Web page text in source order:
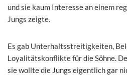
und sie kaum Interesse an einem
Jungs zeigte.
Es gab Unterhaltsstreitigkeiten,
Loyalitätskonflikte für die Söhne.
sie wollte die Jungs eigentlich gar